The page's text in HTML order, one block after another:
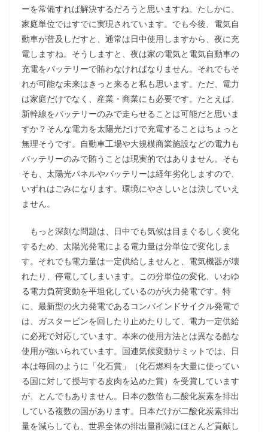
ーを常備すれば解決するだろうと思いますね。たしかに、
家庭単位ではすでに実現されています。でも今後、電気自
動車が普及しだすと、通常は日中使用しますから、夜に充
電しますね。そうしますと、夜は家の電気と電気自動車の
充電をバッテリーで賄わなければなりません。それでもそ
れが可能な未来はきっと来ると私も思います。ただ、電力
は家庭だけでなく、産業・商業にも必要です。たとえば、
新幹線をバッテリーのみで走らせることは可能だと思いま
すか？そんな電力を太陽光だけで充電することはちょっと
無理そうです。自動車工場や大規模商業施設などの電力も
バッテリーのみで賄うことは現実的ではありません。そも
そも、太陽光パネルやバッテリーは経年劣化しますので、
いずれはごみになります。環境にやさしいとは決していえ
ません。
もっと深刻な問題は、日中でも気候は目まぐるしく変化
するため、太陽光発電による電力量は分単位で変化しま
す。それでも電力量は一定供給しませんと、電気機器が壊
れたり、停電してしまいます。この分単位の変化、いわゆ
る電力負荷変動を平坦化しているのが火力発電です。特
に、最新型の火力発電であるコンバインドサイクル発電で
は、ガスタービンを回したり止めたりして、電力一定供給
に必死で対応しています。本来の使用方法とは異なる酷な
使用が強いられています。国連気候変動サミットでは、日
本は毎回のように「化石賞」（化石燃料を大量に使ってい
る国に対して授与する皮肉を込めた賞）を受賞しています
が、とんでもありません。日本の数倍も二酸化炭素を排出
している複数の国があります。日本だけが二酸化炭素排出
量を減らしても、世界全体の排出量削減にほとんど貢献し